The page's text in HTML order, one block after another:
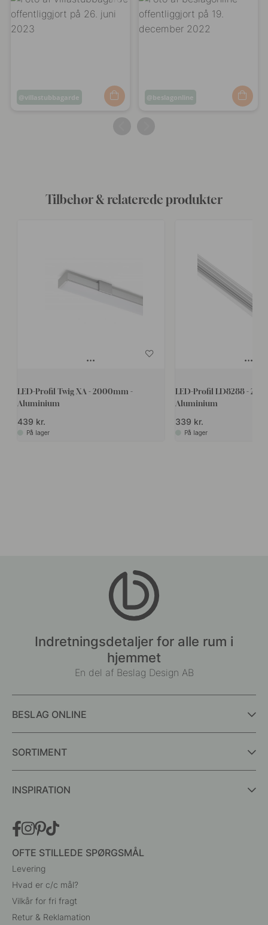
Opslag
villastubbagarde
Opslag
af
beslagonline
Tilbehør & relaterede produkter
LED-Profil Twig XA - 2000mm -
Aluminium
439 kr.
På lager
LED-Profil LD8288 -
Aluminium
339 kr.
På lager
Indretningsdetaljer for alle rum i
hjemmet
En del af Beslag Design AB
BESLAG ONLINE
SORTIMENT
INSPIRATION
OFTE STILLEDE SPØRGSMÅL
Levering
Hvad er c/c mål?
Vilkår for fri fragt
Retur & Reklamation